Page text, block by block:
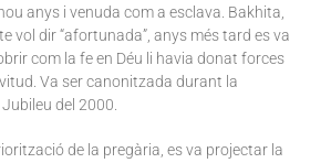
anys i venuda com a esclava. Bakhita,
vol dir “afortunada”, anys més tard es va
com la fe en Déu li havia donat forces
Va ser canonitzada durant la
del 2000.
de la pregària, es va projectar la